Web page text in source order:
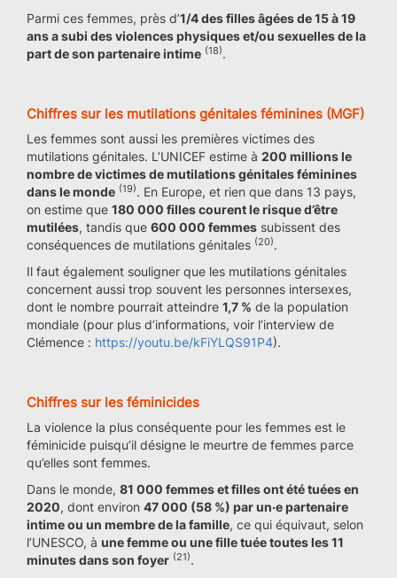
Parmi ces femmes, près d’1/4 des filles âgées de 15 à 19
ans a subi des violences physiques et/ou sexuelles de la
part de son partenaire intime (18).
Chiffres sur les mutilations génitales féminines (MGF)
Les femmes sont aussi les premières victimes des
mutilations génitales. L’UNICEF estime à 200 millions le
nombre de victimes de mutilations génitales féminines
dans le monde (19). En Europe, et rien que dans 13 pays,
on estime que 180 000 filles courent le risque d’être
mutilées, tandis que 600 000 femmes subissent des
conséquences de mutilations génitales (20).
Il faut également souligner que les mutilations génitales
concernent aussi trop souvent les personnes intersexes,
dont le nombre pourrait atteindre 1,7 % de la population
mondiale (pour plus d’informations, voir l’interview de
Clémence : https://youtu.be/kFiYLQS91P4).
Chiffres sur les féminicides
La violence la plus conséquente pour les femmes est le
féminicide puisqu’il désigne le meurtre de femmes parce
qu’elles sont femmes.
Dans le monde, 81 000 femmes et filles ont été tuées en
2020, dont environ 47 000 (58 %) par un·e partenaire
intime ou un membre de la famille, ce qui équivaut, selon
l’UNESCO, à une femme ou une fille tuée toutes les 11
minutes dans son foyer (21).